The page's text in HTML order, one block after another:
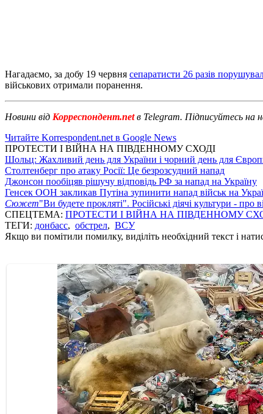
Нагадаємо, за добу 19 червня сепаратисти 26 разів
військових отримали поранення.
Новини від Корреспондент.netв Telegram. Підписуйтесь на
Читайте Korrespondent.net в Google News
ПРОТЕСТИ І ВІЙНА НА ПІВДЕННОМУ СХОДІ
Шольц: Жахливий день для України і чорний день для
Столтенберг про атаку Росії: Це безрозсудний напад
Джонсон пообіцяв рішучу відповідь РФ за напад на Україну
Генсек ООН закликав Путіна зупинити напад військ на
Сюжет"Ви будете прокляті". Російські діячі культури - про
СПЕЦТЕМА: ПРОТЕСТИ І ВІЙНА НА ПІВДЕННОМУ
ТЕГИ: донбасс, обстрел, ВСУ
Якщо ви помітили помилку, виділіть необхідний текст і